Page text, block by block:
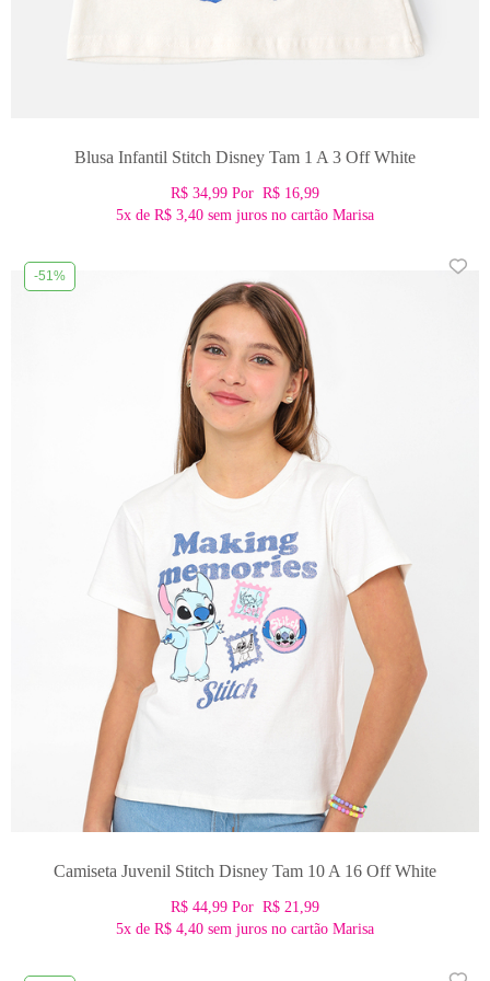
Blusa Infantil Stitch Disney Tam 1 A 3 Off White
R$ 34,99 Por R$ 16,99
5x de R$ 3,40 sem juros no cartão Marisa
-51%
Camiseta Juvenil Stitch Disney Tam 10 A 16 Off White
R$ 44,99 Por R$ 21,99
5x de R$ 4,40 sem juros no cartão Marisa